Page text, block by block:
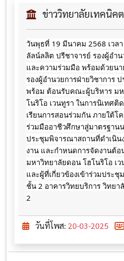
ข่าววิทยาลัยเทคนิค
วันพุธที่ 19 มีนาคม 2568 เวล
ลัลน์ลลิต ปรีชาจารย์ รองผู้อำ
และความร่วมมือ พร้อมด้วยน
รองผู้อำนวยการฝ่ายวิชาการ
พร้อม ต้อนรับคณะผู้บริหาร ม
โนริโอ เวนทูรา ในการนิเทศติ
เรียนการสอนร่วมกัน ภายใต้โ
ร่วมมืออาชีวศึกษาสู่มาตรฐาน
ประชุมพิจารณาสถานที่ดำเนิน
งาน และกำหนดการจัดงานต้
มหาวิทยาลัยดอน โฮโนริโอ เ
และผู้ที่เกี่ยวข้องเข้าร่วมประ
ชั้น 2 อาคารวิทยบริการ วิทยา
2
วันที่โพส: 20-03-2025